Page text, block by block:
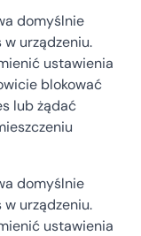
domyślnie
urządzeniu.
ustawienia
blokować
lub żądać
domyślnie
urządzeniu.
ustawienia